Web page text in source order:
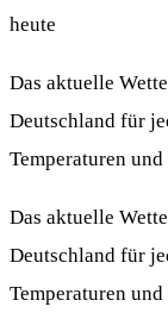
heute
Das aktuelle
Deutschland für
Temperaturen
Das aktuelle
Deutschland für
Temperaturen